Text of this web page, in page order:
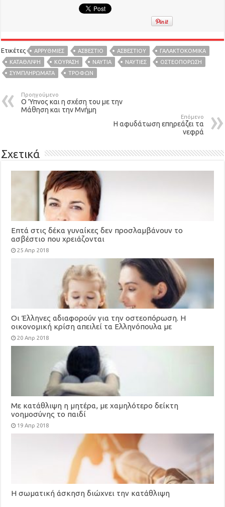
Ετικέτες ΑΡΡΥΘΜΙΕΣ ΑΣΒΕΣΤΙΟ ΑΣΒΕΣΤΊΟΥ
ΓΑΛΑΚΤΟΚΟΜΙΚΆ
ΚΑΤΑΘΛΙΨΗ
ΚΟΥΡΑΣΗ ΝΑΥΤΙΑ ΝΑΥΤΊΕΣ
ΟΣΤΕΟΠΟΡΩΣΗ
ΣΥΜΠΛΗΡΏΜΑΤΑ
ΤΡΟΦΏΝ
Προηγούμενο
Ο Ύπνος και η σχέση του με την
Μάθηση και την Μνήμη
Επόμενο
Η αφυδάτωση επηρεάζει τα
νεφρά
Σχετικά
Επτά στις δέκα γυναίκες δεν προσλαμβάνουν το
ασβέστιο που χρειάζονται
25 Απρ 2018
Οι Έλληνες αδιαφορούν για την οστεοπόρωση. Η
οικονομική κρίση απειλεί τα Ελληνόπουλα με
οστεοπόρωση
20 Απρ 2018
Με κατάθλιψη η μητέρα, με χαμηλότερο δείκτη
νοημοσύνης το παιδί
19 Απρ 2018
Η σωματική άσκηση διώχνει την κατάθλιψη